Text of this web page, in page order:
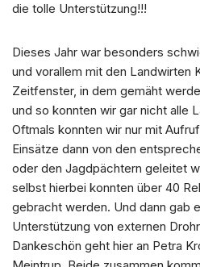
die tolle Unterstützung!!!
Dieses Jahr war besonders
und vorallem mit den Landwirten
Zeitfenster, in dem gemäht
und so konnten wir gar nicht alle
Oftmals konnten wir nur mit
Einsätze dann von den
oder den Jagdpächtern geleitet
selbst hierbei konnten über 40
gebracht werden. Und dann gab
Unterstützung von externen
Dankeschön geht hier an Petra